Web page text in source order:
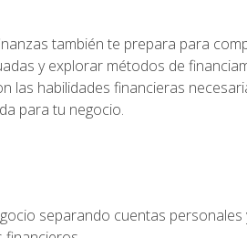
también te prepara para
y explorar métodos de
las habilidades financieras
para tu negocio.
separando cuentas